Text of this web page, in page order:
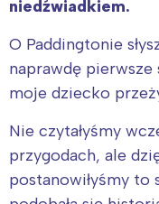
niedźwiadkiem.
O Paddingtonie
naprawdę
moje dziecko
Nie czytałyśmy
przygodach, ale
postanowiłyśmy to